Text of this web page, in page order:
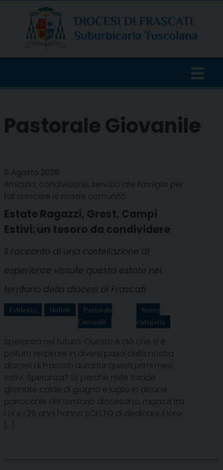
content
Pastorale Giovanile
6 Agosto 2026
Amicizia, condivisione, servizio alle famiglie per
far crescere le nostre comunità
Estate Ragazzi, Grest, Campi
Estivi: un tesoro da condividere
Il racconto di una costellazione di
esperienze vissute questa estate nel
territorio della diocesi di Frascati
Evidenza Notizie
Pastorale
Giovanile
Senza
categoria
Speranza nel futuro. Questo è ciò che si è
potuto respirare in diversi paesi della nostra
diocesi di Frascati durante questi primi mesi
estivi. Speranza? Sì, perché nelle torride
giornate calde di giugno e luglio in alcune
parrocchie del territorio diocesano, ragazzi tra
i 14 e i 25 anni hanno SCELTO di dedicare il loro